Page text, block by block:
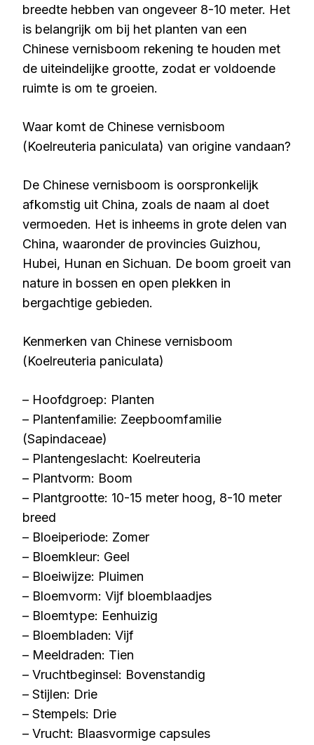
breedte hebben van ongeveer 8-10 meter. Het
is belangrijk om bij het planten van een
Chinese vernisboom rekening te houden met
de uiteindelijke grootte, zodat er voldoende
ruimte is om te groeien.
Waar komt de Chinese vernisboom
(Koelreuteria paniculata) van origine vandaan?
De Chinese vernisboom is oorspronkelijk
afkomstig uit China, zoals de naam al doet
vermoeden. Het is inheems in grote delen van
China, waaronder de provincies Guizhou,
Hubei, Hunan en Sichuan. De boom groeit van
nature in bossen en open plekken in
bergachtige gebieden.
Kenmerken van Chinese vernisboom
(Koelreuteria paniculata)
– Hoofdgroep: Planten
– Plantenfamilie: Zeepboomfamilie
(Sapindaceae)
– Plantengeslacht: Koelreuteria
– Plantvorm: Boom
– Plantgrootte: 10-15 meter hoog, 8-10 meter
breed
– Bloeiperiode: Zomer
– Bloemkleur: Geel
– Bloeiwijze: Pluimen
– Bloemvorm: Vijf bloemblaadjes
– Bloemtype: Eenhuizig
– Bloembladen: Vijf
– Meeldraden: Tien
– Vruchtbeginsel: Bovenstandig
– Stijlen: Drie
– Stempels: Drie
– Vrucht: Blaasvormige capsules